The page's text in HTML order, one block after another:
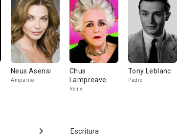
Neus Asensi
Amparito
Chus
Lampreave
Reme
Tony Leblanc
Padre
Escritura